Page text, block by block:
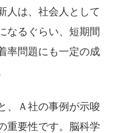
人は、社会人として
なるぐらい、短期間
率問題にも一定の成
、Ａ社の事例が示唆
重要性です。脳科学